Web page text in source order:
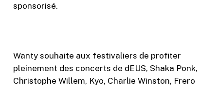
sponsorisé.
Wanty souhaite aux festivaliers de profiter
pleinement des concerts de dEUS, Shaka Ponk,
Christophe Willem, Kyo, Charlie Winston, Frero